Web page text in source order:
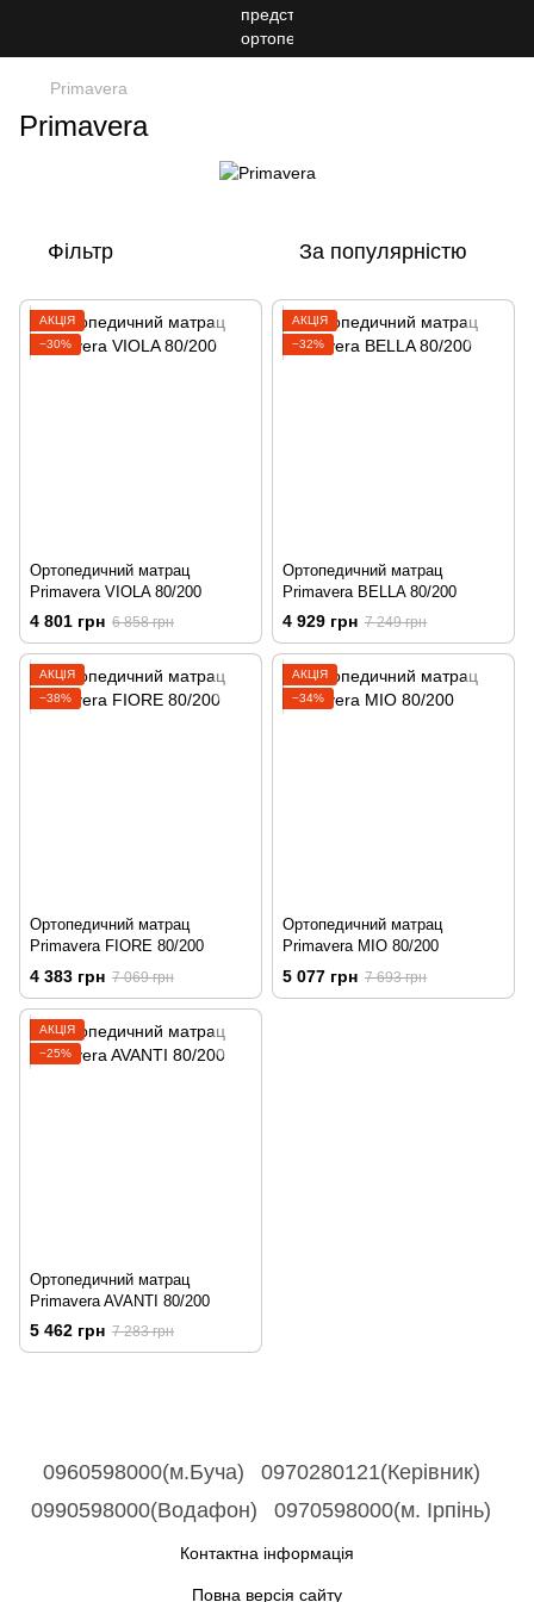
Primavera
Primavera
Фільтр За популярністю
АКЦІЯ
−30%
Ортопедичний матрац
Primavera VIOLA 80/200
4 801 грн 6 858 грн
АКЦІЯ
−32%
Ортопедичний матрац
Primavera BELLA 80/200
4 929 грн 7 249 грн
АКЦІЯ
−38%
Ортопедичний матрац
Primavera FIORE 80/200
4 383 грн 7 069 грн
АКЦІЯ
−34%
Ортопедичний матрац
Primavera MIO 80/200
5 077 грн 7 693 грн
АКЦІЯ
−25%
Ортопедичний матрац
Primavera AVANTI 80/200
5 462 грн 7 283 грн
0960598000(м.Буча)
0970280121(Керівник)
0990598000(Водафон)
0970598000(м. Ірпінь)
Контактна інформація
Повна версія сайту